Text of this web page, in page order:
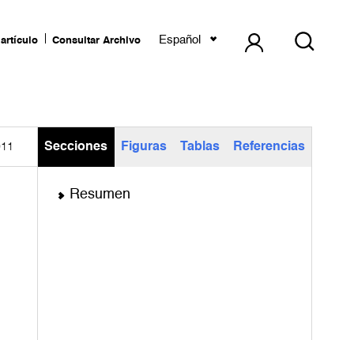
Consultar Archivo Español
Secciones Figuras Tablas Referencias
Resumen